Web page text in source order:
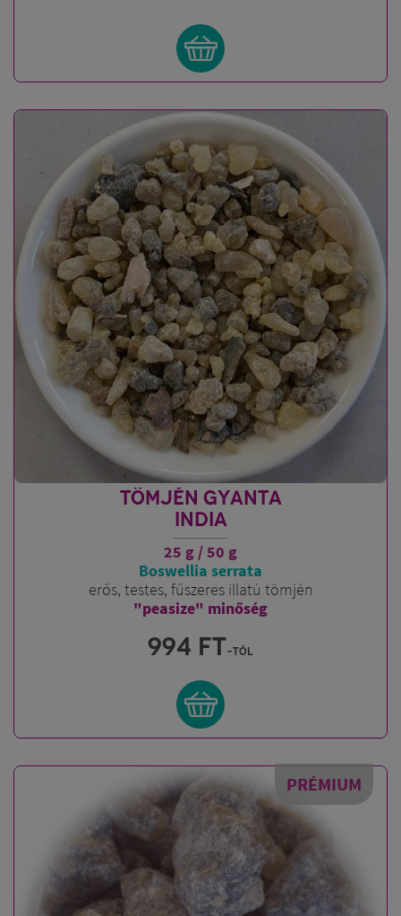
TÖMJÉN GYANTA
INDIA
25 g / 50 g
Boswellia serrata
erős, testes, fűszeres illatú tömjén
"peasize" minőség
994 FT-tól
PRÉMIUM